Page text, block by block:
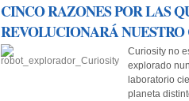
CINCO RAZONES POR LAS
REVOLUCIONARÁ
Curiosity no
explorado
laboratorio
planeta